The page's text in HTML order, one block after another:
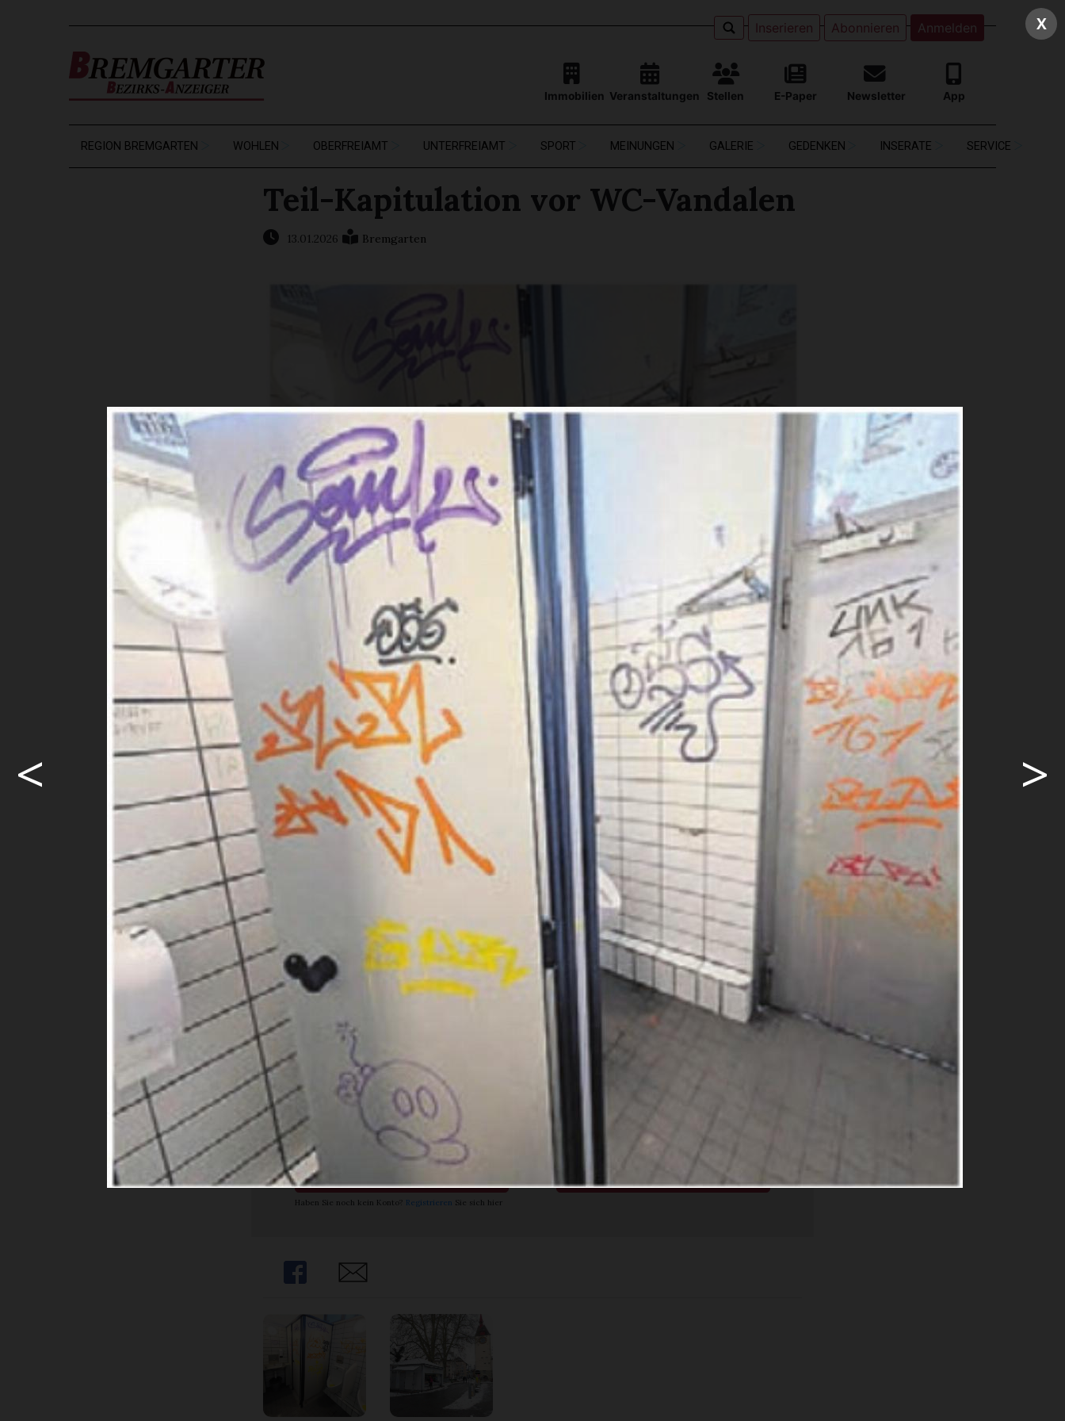
Inserieren Abonnieren Anmelden
Immobilien Veranstaltungen Stellen E-Paper Newsletter App
REGION BREMGARTEN WOHLEN OBERFREIAMT UNTERFREIAMT SPORT MEINUNGEN GALERIE GEDENKEN INSERATE SERVICE
Teil-Kapitulation vor WC-Vandalen
13.01.2026 Bremgarten
Das WC auf dem Obertorplatz wird dauernd neu versprayt. Die Stadt hat den
Umgang damit angepasst. Bild: huy
Katz-und-Maus-Spiel beendet
Wer beim Hausdienst der Stadt Bremgarten für das öffentliche WC
beim Obertorplatz eingeteilt ist, ist nicht zu beneiden. Die
Reinigungskräfte treffen die Toilette des Öfteren in einem
erschreckenden Zustand an. Die Stadt hat ...
Möchten Sie
weiterlesen?
Ja. Ich bin
Abonnent.
Haben Sie noch kein Konto? Registrieren Sie sich hier
Ja. Ich benötige
ein Abo.
Share Share
X
< >